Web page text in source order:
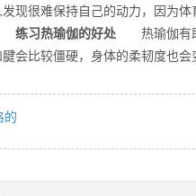
现很难保持自己的动力，因为
练习热瑜伽的好处 热瑜伽有助
腱会比较僵硬，身体的柔韧度
的